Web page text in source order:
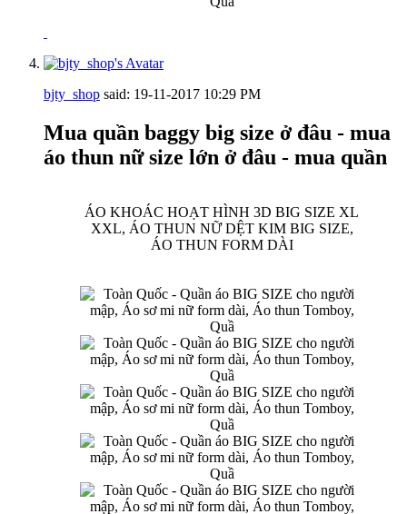
bjty_shop said: 19-11-2017 10:29 PM
Mua quần baggy big size ở đâu - mua
áo thun nữ size lớn ở đâu - mua quần
ÁO KHOÁC HOẠT HÌNH 3D BIG SIZE XL
XXL, ÁO THUN NỮ DỆT KIM BIG SIZE,
ÁO THUN FORM DÀI